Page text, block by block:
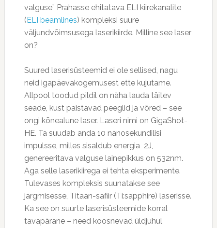
valguse” Prahasse ehitatava ELI kiirekanalite
(ELI beamlines) kompleksi suure
väljundvõimsusega laserikiirde. Milline see laser
on?
Suured laserisüsteemid ei ole sellised, nagu
neid igapäevakogemusest ette kujutame.
Allpool toodud pildil on näha lauda täitev
seade, kust paistavad peeglid ja võred – see
ongi kõnealune laser. Laseri nimi on GigaShot-
HE. Ta suudab anda 10 nanosekundilisi
impulsse, milles sisaldub energia 2J,
genereeritava valguse lainepikkus on 532nm.
Aga selle laserikiirega ei tehta eksperimente.
Tulevases kompleksis suunatakse see
järgmisesse, Titaan-safiir (Ti:sapphire) laserisse.
Ka see on suurte laserisüsteemide korral
tavapärane – need koosnevad üldjuhul